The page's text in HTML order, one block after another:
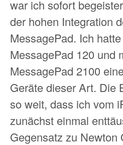
war ich sofort
der hohen Integration
MessagePad. Ich
MessagePad 120 und
MessagePad 2100
Geräte dieser Art. Die
so weit, dass ich vom
zunächst einmal
Gegensatz zu Newton